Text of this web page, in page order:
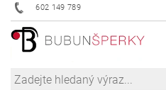
602 149 789